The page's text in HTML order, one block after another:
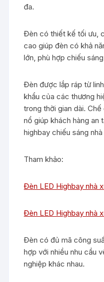
đa.
Đèn có thiết kế tối ưu,
cao giúp đèn có khả
lớn, phù hợp chiếu
Đèn được lắp ráp từ
khẩu của các thương
trong thời gian dài.
nổ giúp khách hàng an
highbay chiếu sáng
Tham khảo:
Đèn LED Highbay nhà
Đèn LED Highbay nhà
Đèn có đủ mã công
hợp với nhiều nhu cầu
nghiệp khác nhau.